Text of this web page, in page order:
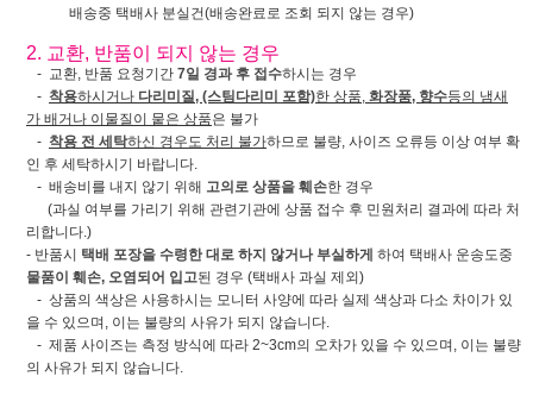
배송중 택배사 분실건(배송완료로 조회 되지 않는 경우)
2. 교환, 반품이 되지 않는 경우
- 교환, 반품 요청기간 7일 경과 후 접수하시는 경우
- 착용하시거나 다리미질, (스팀다리미 포함)한 상품, 화장품, 향수등의 냄새
가 배거나 이물질이 뭍은 상품은 불가
- 착용 전 세탁하신 경우도 처리 불가하므로 불량, 사이즈 오류등 이상 여부 확
인 후 세탁하시기 바랍니다.
- 배송비를 내지 않기 위해 고의로 상품을 훼손한 경우
(과실 여부를 가리기 위해 관련기관에 상품 접수 후 민원처리 결과에 따라 처
리합니다.)
- 반품시 택배 포장을 수령한 대로 하지 않거나 부실하게 하여 택배사 운송도중
물품이 훼손, 오염되어 입고된 경우 (택배사 과실 제외)
- 상품의 색상은 사용하시는 모니터 사양에 따라 실제 색상과 다소 차이가 있
을 수 있으며, 이는 불량의 사유가 되지 않습니다.
- 제품 사이즈는 측정 방식에 따라 2~3cm의 오차가 있을 수 있으며, 이는 불량
의 사유가 되지 않습니다.